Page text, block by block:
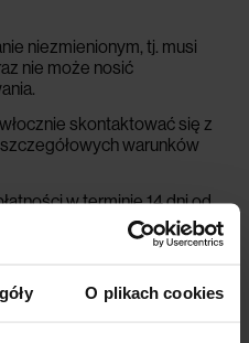
O plikach cookies
niezmienionym, tj. musi
nie może nosić
skontaktować się z
warunków
w terminie 14 dni od
pod warunkiem, że
użytkowania ani